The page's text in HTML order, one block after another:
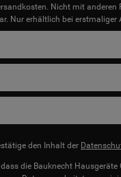
Nicht mit anderen
Nur erhältlich bei erstmaliger
den Inhalt der
die Bauknecht Hausgeräte